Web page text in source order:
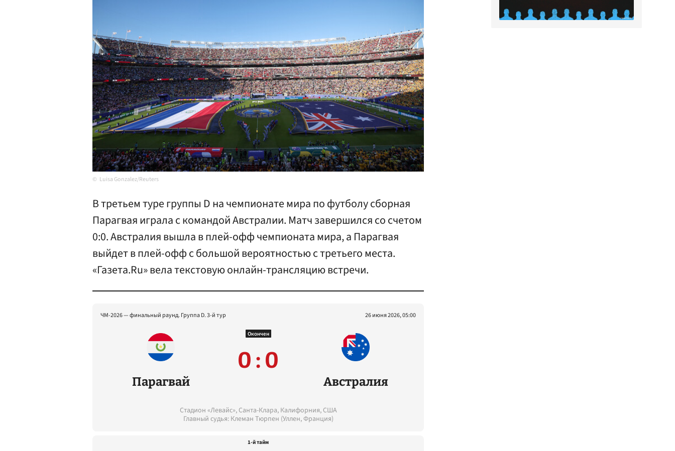
Luisa Gonzalez/Reuters
В третьем туре группы D на чемпионате мира по футболу сборная
Парагвая играла с командой Австралии. Матч завершился со счетом
0:0. Австралия вышла в плей-офф чемпионата мира, а Парагвая
выйдет в плей-офф с большой вероятностью с третьего места.
«Газета.Ru» вела текстовую онлайн-трансляцию встречи.
ЧМ-2026 — финальный раунд. Группа D. 3-й тур 26 июня 2026, 05:00
Парагвай
Окончен
0 : 0
Австралия
Стадион «Левайс», Санта-Клара, Калифорния, США
Главный судья: Клеман Тюрпен (Уллен, Франция)
1-й тайм